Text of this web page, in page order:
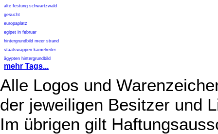
alte festung schwartzwald
gesucht
europaplatz
egipet in februar
hintergrundbild meer strand
staatswappen kamelreiter
ägypten hintergrundbild
mehr Tags...
Alle Logos und
der jeweiligen Besitzer und
Im übrigen gilt